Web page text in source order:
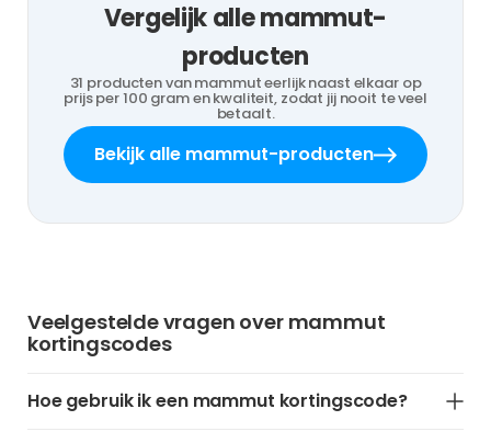
Vergelijk alle mammut-
producten
31 producten van mammut eerlijk naast elkaar op
prijs per 100 gram en kwaliteit, zodat jij nooit te veel
betaalt.
Bekijk alle mammut-producten
Veelgestelde vragen over mammut
kortingscodes
Hoe gebruik ik een mammut kortingscode?